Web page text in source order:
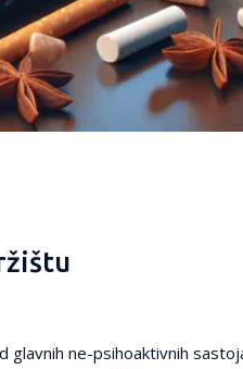
glavnih ne-psihoaktivnih